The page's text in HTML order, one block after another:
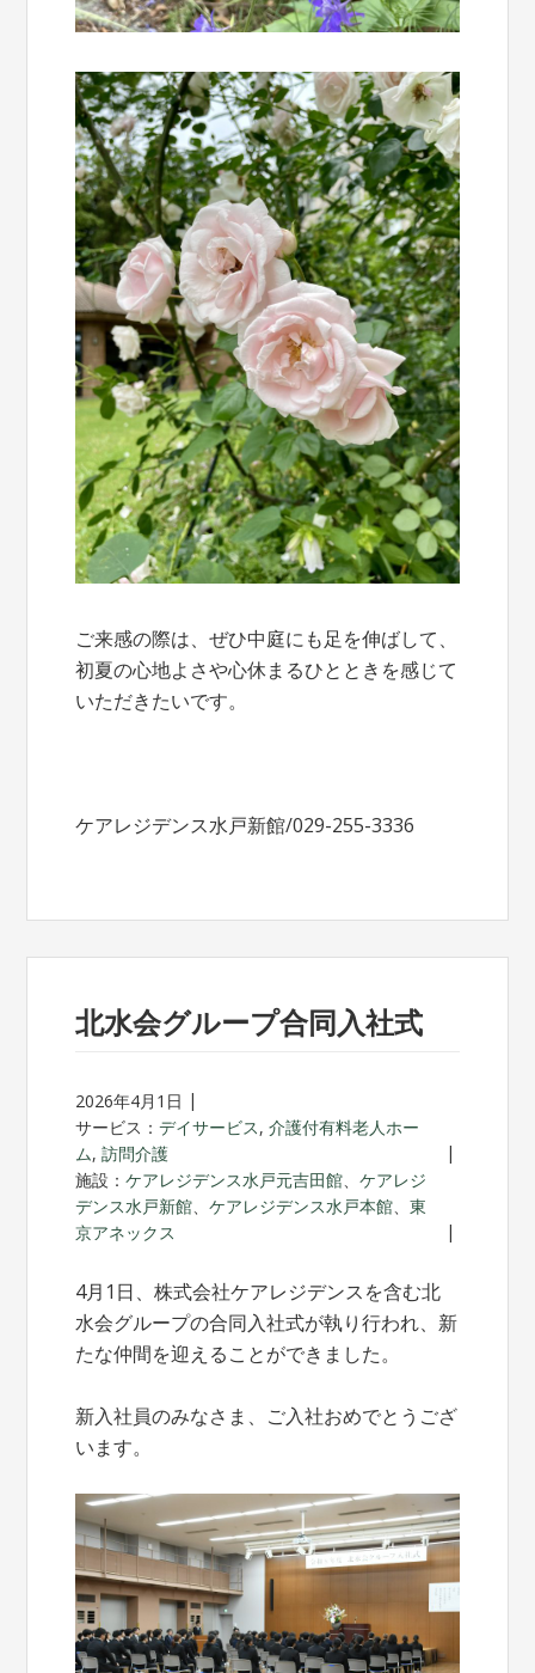
ご来感の際は、ぜひ中庭にも足を伸ばして、
初夏の心地よさや心休まるひとときを感じて
いただきたいです。
ケアレジデンス水戸新館/029-255-3336
北水会グループ合同入社式
2026年4月1日
サービス：デイサービス,介護付有料老人ホー
ム,訪問介護
施設：ケアレジデンス水戸元吉田館、ケアレジ
デンス水戸新館、ケアレジデンス水戸本館、東
京アネックス
4月1日、株式会社ケアレジデンスを含む北
水会グループの合同入社式が執り行われ、新
たな仲間を迎えることができました。
新入社員のみなさま、ご入社おめでとうござ
います。